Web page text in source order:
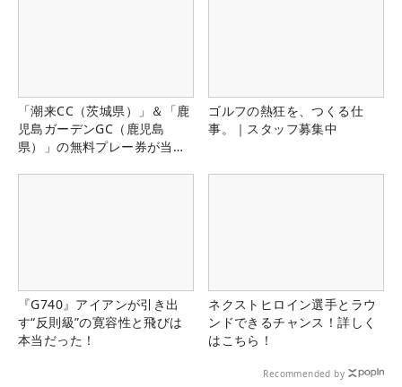
「潮来CC（茨城県）」＆「鹿
児島ガーデンGC（鹿児島
県）」の無料プレー券が当た
ゴルフの熱狂を、つくる仕
事。｜スタッフ募集中
『G740』アイアンが引き出
す“反則級”の寛容性と飛びは
本当だった！
ネクストヒロイン選手とラウ
ンドできるチャンス！詳しく
はこちら！
Recommended by